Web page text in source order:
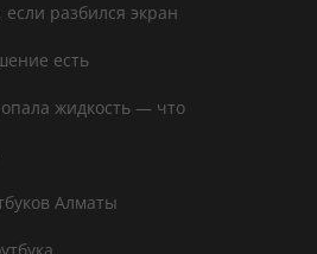
если разбился экран
есть
жидкость — что
Алматы